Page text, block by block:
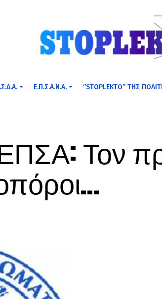
Ε.Π.Σ.Α.Ν.Α. ”STOPLEKTO” ΤΗΣ
ΕΠΣΑ: Τον